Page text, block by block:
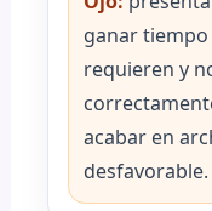
ganar tiempo
requieren y
acabar en
desfavorable.